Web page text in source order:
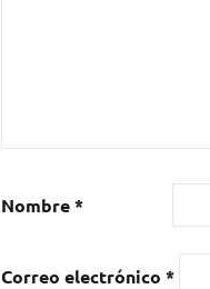
Nombre*
Correo electrónico *